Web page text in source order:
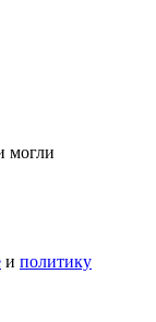
могли
и политику